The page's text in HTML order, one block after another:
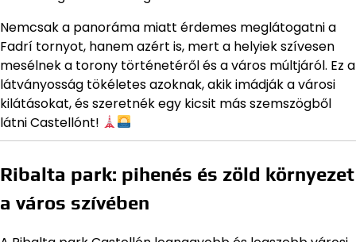
Nemcsak a panoráma miatt érdemes meglátogatni a
Fadrí tornyot, hanem azért is, mert a helyiek szívesen
mesélnek a torony történetéről és a város múltjáról. Ez a
látványosság tökéletes azoknak, akik imádják a városi
kilátásokat, és szeretnék egy kicsit más szemszögből
látni Castellónt!
Ribalta park: pihenés és zöld környezet
a város szívében